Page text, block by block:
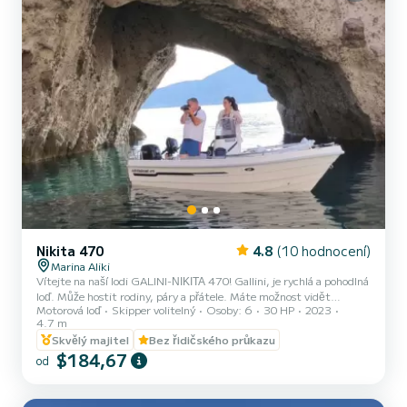
Nikita 470 4.8 (10 hodnocení)
Marina Aliki
Vítejte na naší lodi GALINI-ΝΙΚΙΤΑ 470! Gallini, je rychlá a pohodlná
loď. Může hostit rodiny, páry a přátele. Máte možnost vidět
všechny krásné a skryté pláže v okolí Parosu. Těšíme se, že vás
přivítáme na naší lodi!
Motorová loď Skipper volitelný Osoby: 6 30 HP
2023
4.7 m
Skvělý majitel
Bez řidičského průkazu
od $184,67